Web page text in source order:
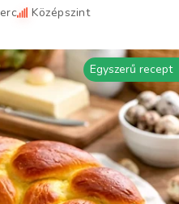
Középszint
Egyszerű recept